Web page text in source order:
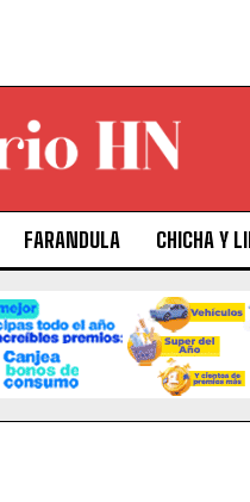
FARANDULA CHICHA Y